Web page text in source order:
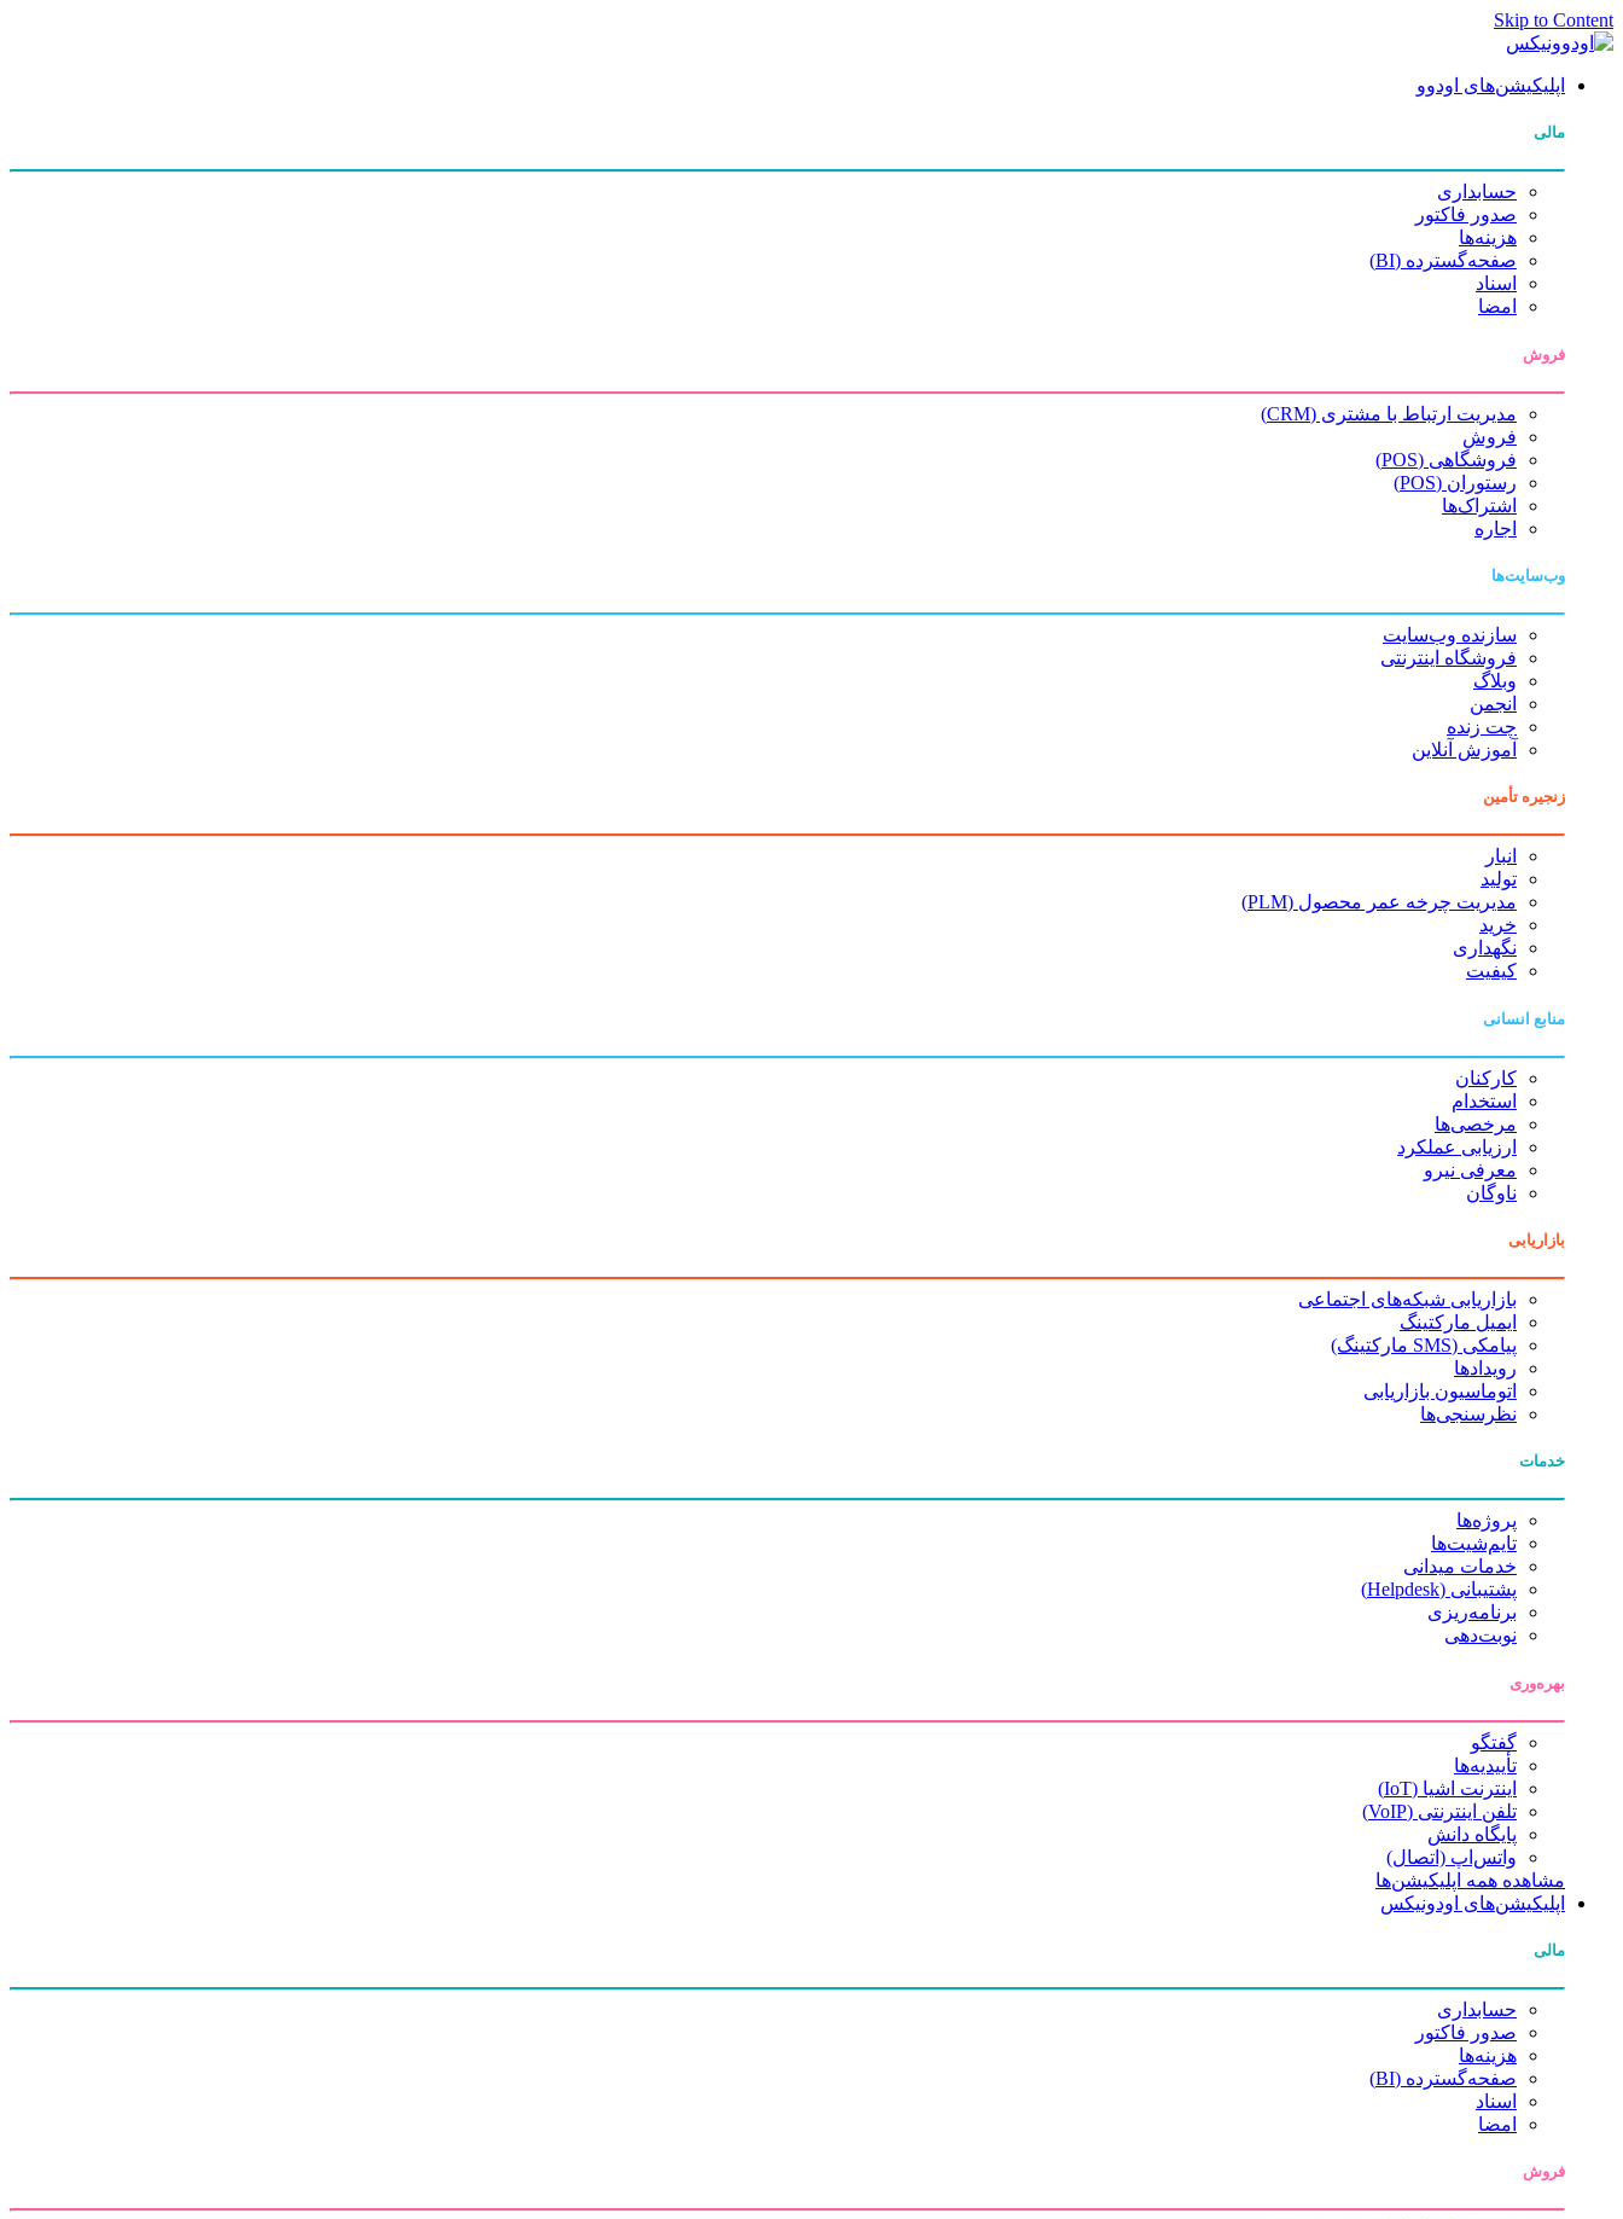
Skip to Content
اپلیکیشن‌های اودوو
مالی
حسابداری
صدور فاکتور
هزینه‌ها
صفحه‌گسترده (BI)
اسناد
امضا
فروش
مدیریت ارتباط با مشتری (CRM)
فروش
فروشگاهی (POS)
رستوران (POS)
اشتراک‌ها
اجاره
وب‌سایت‌ها
سازنده وب‌سایت
فروشگاه اینترنتی
وبلاگ
انجمن
چت زنده
آموزش آنلاین
زنجیره تأمین
انبار
تولید
مدیریت چرخه عمر محصول (PLM)
خرید
نگهداری
کیفیت
منابع انسانی
کارکنان
استخدام
مرخصی‌ها
ارزیابی عملکرد
معرفی نیرو
ناوگان
بازاریابی
بازاریابی شبکه‌های اجتماعی
ایمیل مارکتینگ
پیامکی (SMS مارکتینگ)
رویدادها
اتوماسیون بازاریابی
نظرسنجی‌ها
خدمات
پروژه‌ها
تایم‌شیت‌ها
خدمات میدانی
پشتیبانی (Helpdesk)
برنامه‌ریزی
نوبت‌دهی
بهره‌وری
گفتگو
تأییدیه‌ها
اینترنت اشیا (IoT)
تلفن اینترنتی (VoIP)
پایگاه دانش
واتس‌اپ (اتصال)
مشاهده همه اپلیکیشن‌ها
اپلیکیشن‌های اودونیکس
مالی
حسابداری
صدور فاکتور
هزینه‌ها
صفحه‌گسترده (BI)
اسناد
امضا
فروش